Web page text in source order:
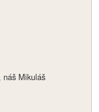
Mikuláš